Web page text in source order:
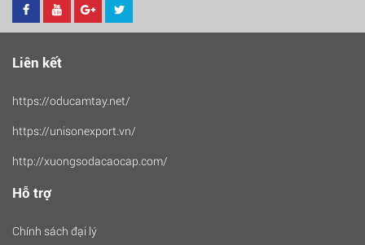
Liên kết
https://oducamtay.net/
https://unisonexport.vn/
http://xuongsodacaocap.com/
Hỗ trợ
Chính sách đại lý